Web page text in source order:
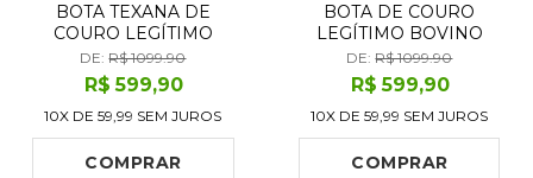
BOTA TEXANA DE
COURO LEGÍTIMO
BOVINO IMITAÇÃO DE
COBRA PRETA - CANO
CURTO, BICO
QUADRADO, SOLADO
FLEX COMFORT
DE:R$ 1099.90
R$ 599,90
10X DE59,99 SEM JUROS
COMPRAR
BOTA DE COURO
LEGÍTIMO BOVINO
BUFALADA MARROM -
CANO ALTO, BICO
QUADRADO, SOLADO
FLEX COMFORT
DE:R$ 1099.90
R$ 599,90
10X DE59,99 SEM JUROS
COMPRAR